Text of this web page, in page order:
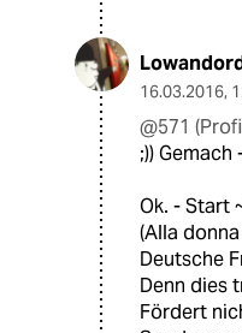
16.03.2016,
@571
;))
Ok. - Start
(Alla
Deutsche
Denn dies
Fördert